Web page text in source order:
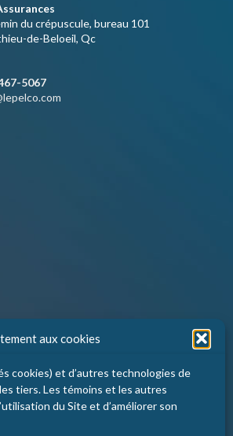
aux cookies
cookies) et d’autres technologies de
tiers. Les témoins et les autres
du Site et d’améliorer son
du crépuscule, bureau 101
de-Beloeil, Qc
5067